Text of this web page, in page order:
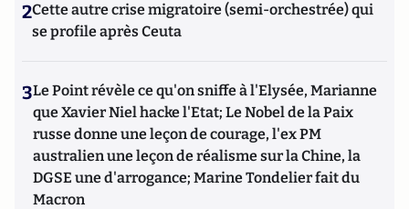
2Cette autre crise migratoire (semi-orchestrée) qui
se profile après Ceuta
3Le Point révèle ce qu'on sniffe à l'Elysée, Marianne
que Xavier Niel hacke l'Etat; Le Nobel de la Paix
russe donne une leçon de courage, l'ex PM
australien une leçon de réalisme sur la Chine, la
DGSE une d'arrogance; Marine Tondelier fait du
Macron